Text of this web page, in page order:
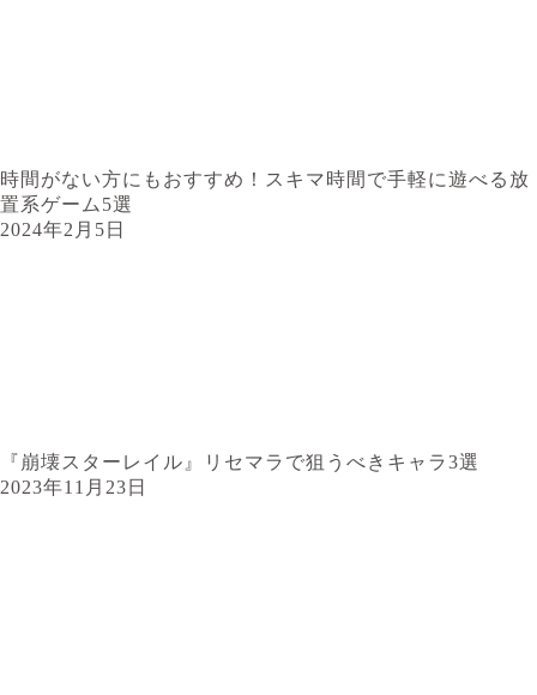
時間がない方にもおすすめ！スキマ時間で手軽に遊べる放
置系ゲーム5選
2024年2月5日
『崩壊スターレイル』リセマラで狙うべきキャラ3選
2023年11月23日